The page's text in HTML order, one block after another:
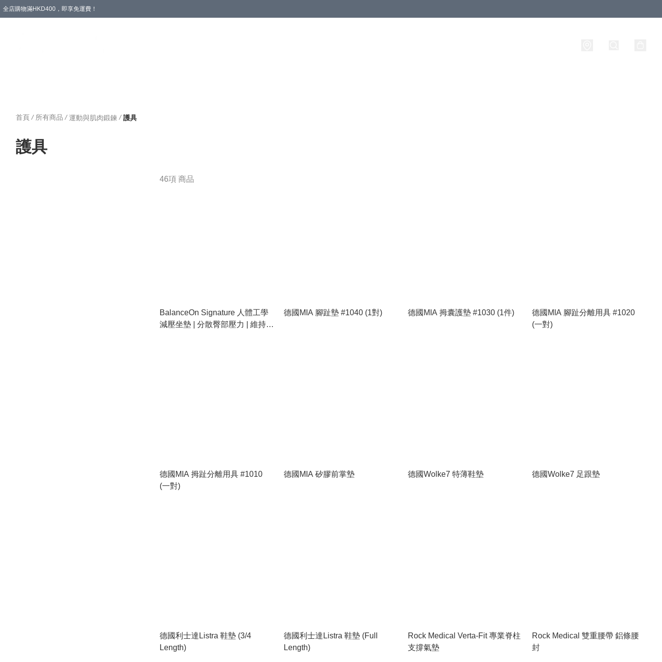
全店購物滿HKD400，即享免運費！
首頁 / 所有商品 / 運動與肌肉鍛鍊 / 護具
護具
46項 商品
BalanceOn Signature 人體工學
減壓坐墊 | 分散臀部壓力 | 維持正
德國MIA 腳趾墊 #1040 (1對) 德國MIA 拇囊護墊 #1030 (1件)
德國MIA 腳趾分離用具 #1020
(一對)
德國MIA 拇趾分離用具 #1010
(一對)
德國MIA 矽膠前掌墊 德國Wolke7 特薄鞋墊 德國Wolke7 足跟墊
德國利士達Listra 鞋墊 (3/4
Length)
德國利士達Listra 鞋墊 (Full
Length)
Rock Medical Verta-Fit 專業脊柱
支撐氣墊
Rock Medical 雙重腰帶 鋁條腰
封